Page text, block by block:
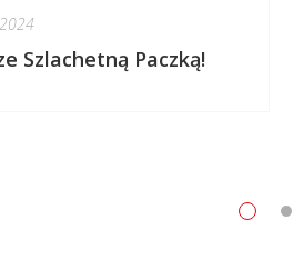
Szlachetną Paczką!